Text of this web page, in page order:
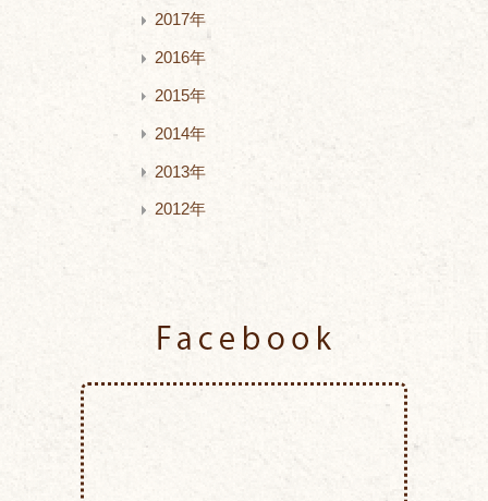
2017年
2016年
2015年
2014年
2013年
2012年